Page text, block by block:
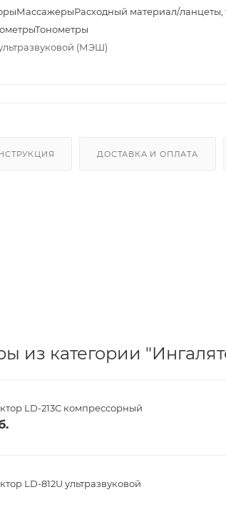
МассажерыРасходный материал/ланцеты,
Тонометры
(МЭШ)
ДОСТАВКА И ОПЛАТА
из категории
LD-213C компрессорный
LD-812U ультразвуковой